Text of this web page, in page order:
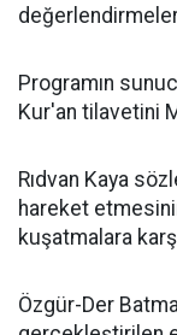
Programın
Kur'an tilavetini
Rıdvan Kaya
hareket
kuşatmalara
Özgür-Der